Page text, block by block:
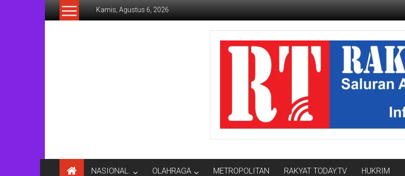
Lompat
Kamis, Agustus 6, 2026
NASIONAL. OLAHRAGA METROPOLITAN RAKYAT TODAY.TV HUKRIM